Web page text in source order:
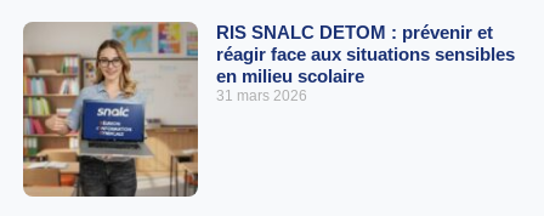
RIS SNALC DETOM : prévenir et
réagir face aux situations sensibles
en milieu scolaire
31 mars 2026